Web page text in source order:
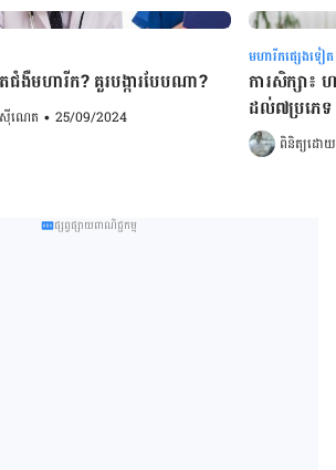
ើតជំងឺមហារីក? គួរបង្ការបែបណា?
ស៊ីណេត • 25/09/2024
មហារីកផ្សេងទៀត
ការសិក្សា៖
ដល់៧ប្រភេទ​​​​​​​​​​​​​​​​​​​​​​​​​​​​​​​​​​
ពិនិត្យដោ
ផ្សព្វផ្សាយពាណិជ្ជកម្ម